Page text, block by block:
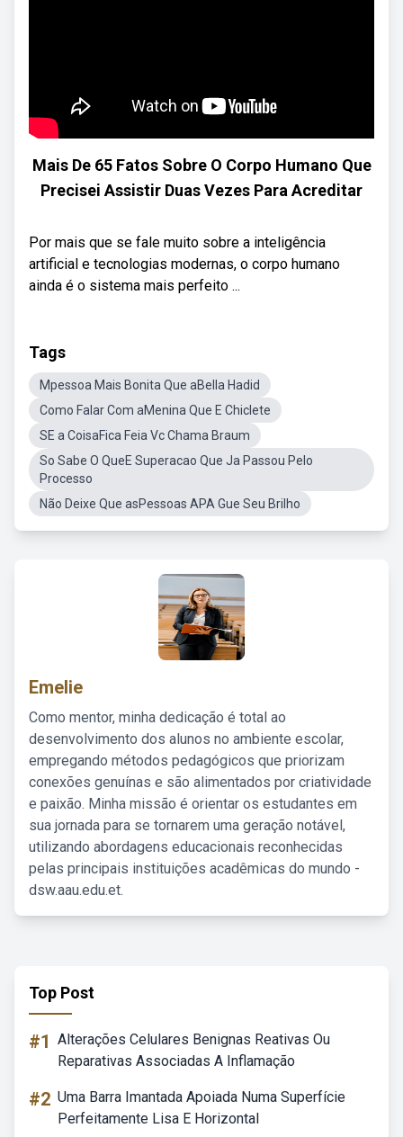
Mais De 65 Fatos Sobre O Corpo Humano Que
Precisei Assistir Duas Vezes Para Acreditar
Por mais que se fale muito sobre a inteligência
artificial e tecnologias modernas, o corpo humano
ainda é o sistema mais perfeito ...
Tags
Mpessoa Mais Bonita Que aBella Hadid
Como Falar Com aMenina Que E Chiclete
SE a CoisaFica Feia Vc Chama Braum
So Sabe O QueE Superacao Que Ja Passou Pelo
Processo
Não Deixe Que asPessoas APA Gue Seu Brilho
Emelie
Como mentor, minha dedicação é total ao
desenvolvimento dos alunos no ambiente escolar,
empregando métodos pedagógicos que priorizam
conexões genuínas e são alimentados por criatividade
e paixão. Minha missão é orientar os estudantes em
sua jornada para se tornarem uma geração notável,
utilizando abordagens educacionais reconhecidas
pelas principais instituições acadêmicas do mundo -
dsw.aau.edu.et.
Top Post
#1 Alterações Celulares Benignas Reativas Ou
Reparativas Associadas A Inflamação
#2 Uma Barra Imantada Apoiada Numa Superfície
Perfeitamente Lisa E Horizontal